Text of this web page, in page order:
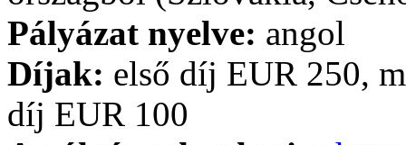
Pályázat nyelve: angol
Díjak: első díj EUR 250,
díj EUR 100